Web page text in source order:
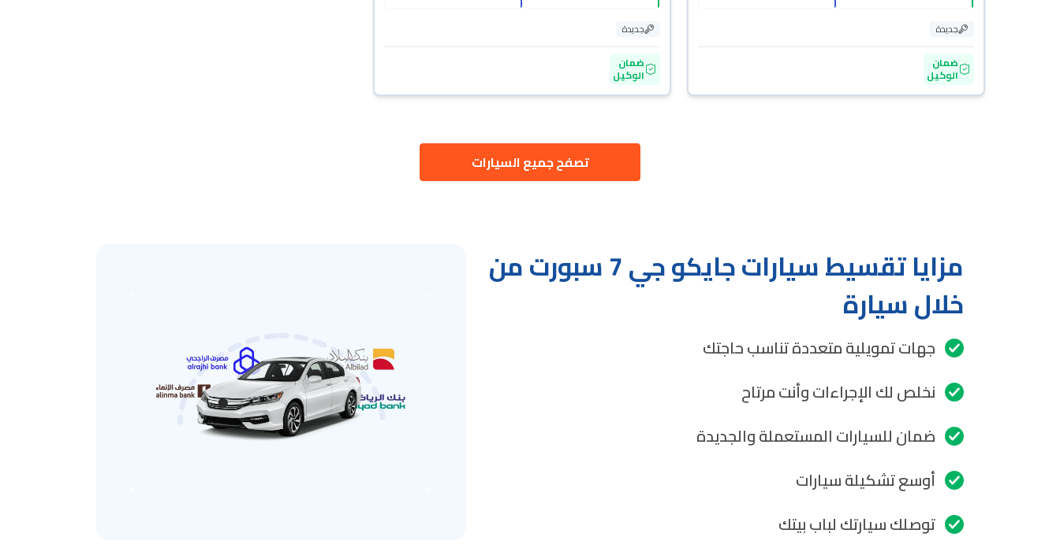
جديدة
ضمان
الوكيل
جديدة
ضمان
الوكيل
تصفح جميع السيارات
مزايا تقسيط سيارات جايكو جي 7 سبورت من
خلال سيارة
جهات تمويلية متعددة تناسب حاجتك
نخلص لك الإجراءات وأنت مرتاح
ضمان للسيارات المستعملة والجديدة
أوسع تشكيلة سيارات
توصلك سيارتك لباب بيتك